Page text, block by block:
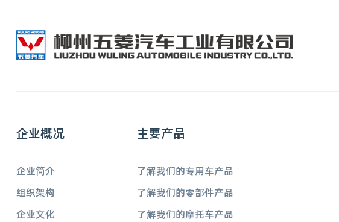
企业概况
企业简介
组织架构
企业文化
主要产品
了解我们的专用车产品
了解我们的零部件产品
了解我们的摩托车产品